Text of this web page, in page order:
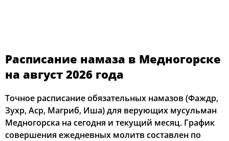
Расписание намаза в Медногорске
на август 2026 года
Точное расписание обязательных намазов (Фаждр,
Зухр, Аср, Магриб, Иша) для верующих мусульман
Медногорска на сегодня и текущий месяц. График
совершения ежедневных молитв составлен по